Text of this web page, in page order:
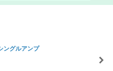
ングルアンプ